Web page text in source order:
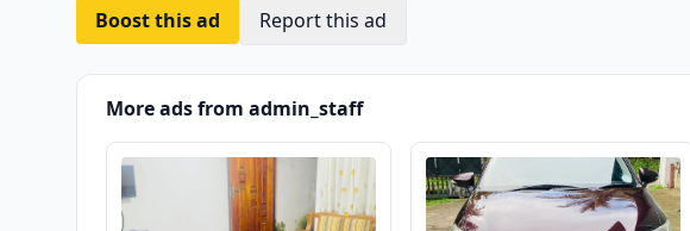
Boost this ad Report this ad
More ads from admin_staff